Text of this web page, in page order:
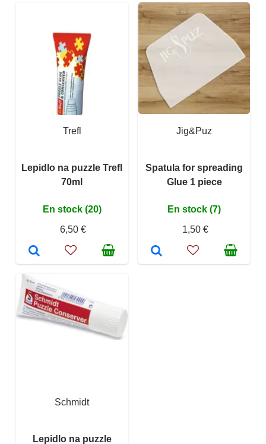
Trefl
Lepidlo na puzzle Trefl
70ml
En stock (20)
6,50 €
Jig&Puz
Spatula for spreading
Glue 1 piece
En stock (7)
1,50 €
Schmidt
Lepidlo na puzzle